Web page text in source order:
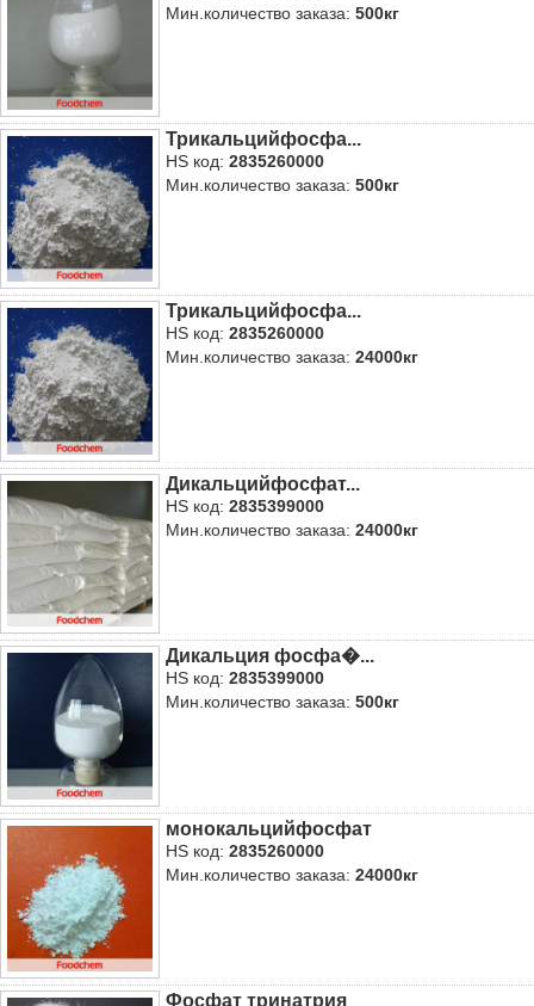
Мин.количество заказа:500кг
Трикальцийфосфа...
HS код:2835260000
Мин.количество заказа:500кг
Трикальцийфосфа...
HS код:2835260000
Мин.количество заказа:24000кг
Дикальцийфосфат...
HS код:2835399000
Мин.количество заказа:24000кг
Дикальция фосфа�...
HS код:2835399000
Мин.количество заказа:500кг
монокальцийфосфат
HS код:2835260000
Мин.количество заказа:24000кг
Фосфат тринатрия